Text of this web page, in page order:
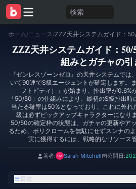
検索
ホーム/ニュース /
ZZZ天井システムガイド：
組みとガチャの引
『ゼンレスゾーンゼロ』の天井システムでは
いて90連でS級エージェントが確定します。
フトピティ）」が始まり、排出率が0.6%
「50/50」の仕組みにより、最初のS級排出
当たる確率は50%となっており、これに外れ
級は必ずピックアップキャラクターになり
50/50の確定枠の状態は、ガチャの更新やア
るため、ポリクロームを無駄にせずスンナの
実に獲得するには、戦略的なリソース
著者: Sarah Mitchell 公開日:
目次